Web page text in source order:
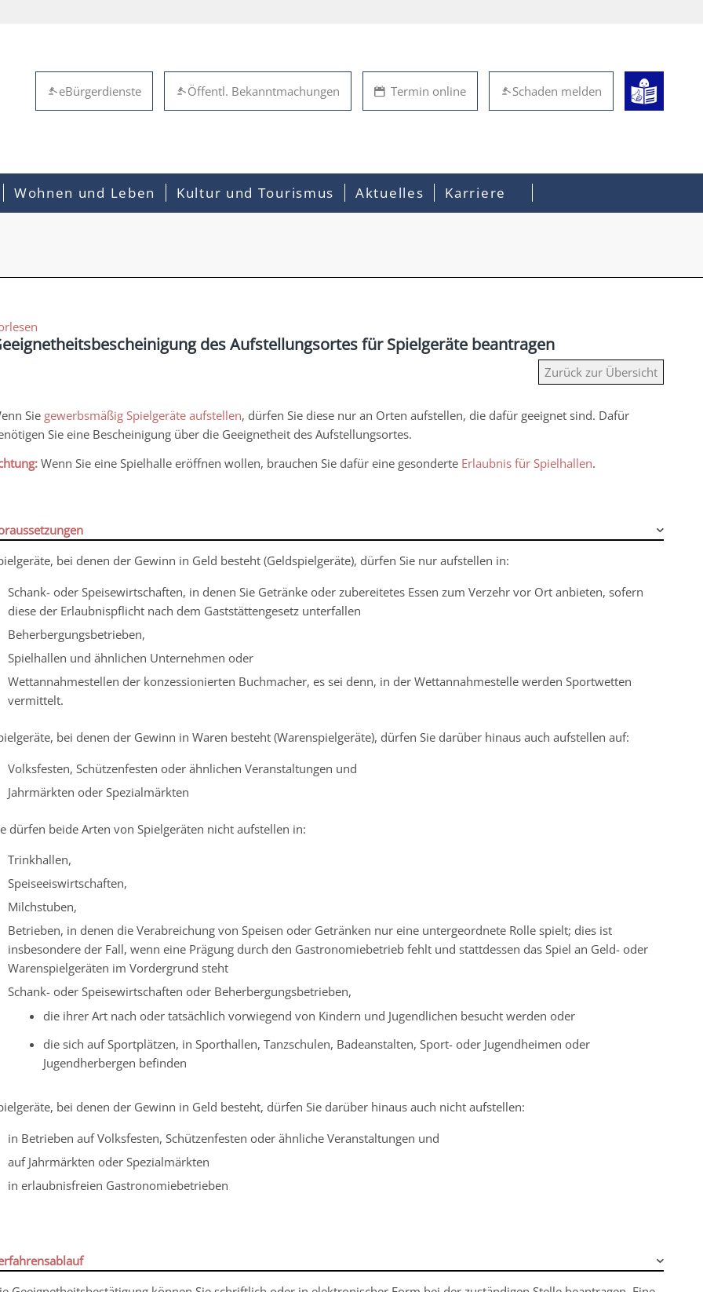
Schaden melden
Termin online
Öffentl. Bekanntmachungen
eBürgerdienste
Wohnen und Leben Kultur und Tourismus Aktuelles Karriere
des Aufstellungsortes für Spielgeräte beantragen
Zurück zur Übersicht
Sie gewerbsmäßig Spielgeräte aufstellen, dürfen Sie diese nur an Orten aufstellen, die dafür geeignet sind. Dafür
Sie eine Bescheinigung über die Geeignetheit des Aufstellungsortes.
Wenn Sie eine Spielhalle eröffnen wollen, brauchen Sie dafür eine gesonderte Erlaubnis für Spielhallen.
bei denen der Gewinn in Geld besteht (Geldspielgeräte), dürfen Sie nur aufstellen in:
Schank- oder Speisewirtschaften, in denen Sie Getränke oder zubereitetes Essen zum Verzehr vor Ort anbieten, sofern
diese der Erlaubnispflicht nach dem Gaststättengesetz unterfallen
Beherbergungsbetrieben,
Spielhallen und ähnlichen Unternehmen oder
Wettannahmestellen der konzessionierten Buchmacher, es sei denn, in der Wettannahmestelle werden Sportwetten
vermittelt.
bei denen der Gewinn in Waren besteht (Warenspielgeräte), dürfen Sie darüber hinaus auch aufstellen auf:
Volksfesten, Schützenfesten oder ähnlichen Veranstaltungen und
Jahrmärkten oder Spezialmärkten
dürfen beide Arten von Spielgeräten nicht aufstellen in:
Trinkhallen,
Speiseeiswirtschaften,
Milchstuben,
Betrieben, in denen die Verabreichung von Speisen oder Getränken nur eine untergeordnete Rolle spielt; dies ist
insbesondere der Fall, wenn eine Prägung durch den Gastronomiebetrieb fehlt und stattdessen das Spiel an Geld- oder
Warenspielgeräten im Vordergrund steht
Schank- oder Speisewirtschaften oder Beherbergungsbetrieben,
die ihrer Art nach oder tatsächlich vorwiegend von Kindern und Jugendlichen besucht werden oder
die sich auf Sportplätzen, in Sporthallen, Tanzschulen, Badeanstalten, Sport- oder Jugendheimen oder
Jugendherbergen befinden
bei denen der Gewinn in Geld besteht, dürfen Sie darüber hinaus auch nicht aufstellen:
in Betrieben auf Volksfesten, Schützenfesten oder ähnliche Veranstaltungen und
auf Jahrmärkten oder Spezialmärkten
in erlaubnisfreien Gastronomiebetrieben